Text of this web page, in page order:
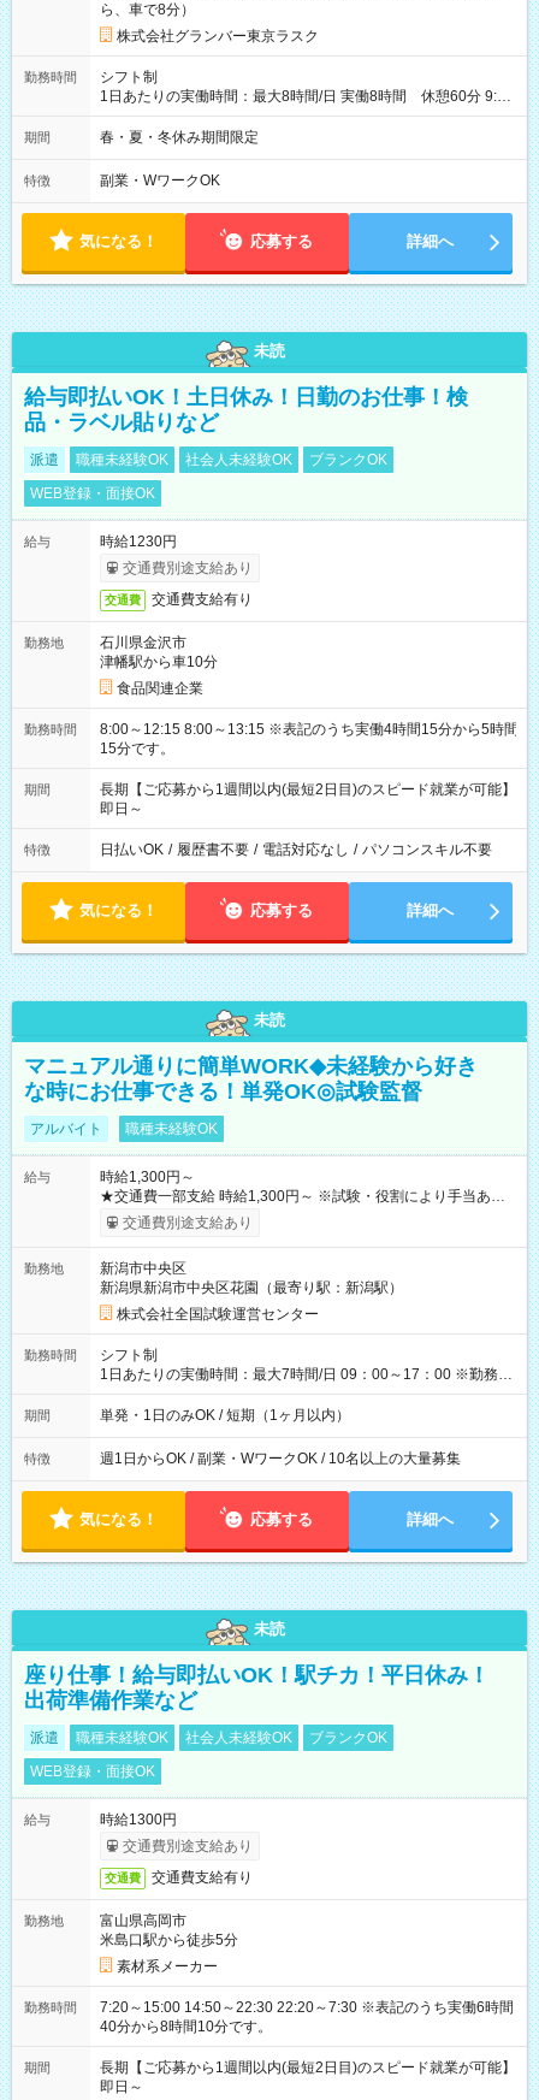
ら、車で8分）
株式会社グランバー東京ラスク
勤務時間
シフト制
1日あたりの実働時間：最大8時間/日 実働8時間 休憩60分 9:30
－18:30（予定） 週2~5日 1日6h~可 営業時間：10:00－
18:00 ※時期によって、営業時間を変更する場合があります。
期間 春・夏・冬休み期間限定
特徴 副業・WワークOK
気になる！ 応募する 詳細へ
未読
給与即払いOK！土日休み！日勤のお仕事！検
品・ラベル貼りなど
派遣 職種未経験OK 社会人未経験OK
ブランクOK
WEB登録・面接OK
給与
時給1230円
交通費別途支給あり
交通費 交通費支給有り
勤務地
石川県金沢市
津幡駅から車10分
食品関連企業
勤務時間
8:00～12:15 8:00～13:15 ※表記のうち実働4時間15分から5時間
15分です。
期間
長期【ご応募から1週間以内(最短2日目)のスピード就業が可能】
即日～
特徴 日払いOK / 履歴書不要 / 電話対応なし / パソコンスキル不要
気になる！ 応募する 詳細へ
未読
マニュアル通りに簡単WORK◆未経験から好き
な時にお仕事できる！単発OK◎試験監督
アルバイト 職種未経験OK
給与
時給1,300円～
★交通費一部支給 時給1,300円～ ※試験・役割により手当あり
※勤務回数により昇給あり 【即給（前払い）オプションあ
り！】 希望される場合、勤務から1週間ほどで給与の一部を受け
例】 ・河合塾模擬試験 8:30～17:30（休憩1時間） 時給1,300円
×8時間＝日収10,400円＋交通費 ※当日の役割により時給＋100
円の場合あり ・国家試験 7:00～13:30（休憩なし） 時給1,300
円（役割手当＋100円）×6時間＝日収8,400円＋交通費 【試用期
間】試用期間なし
交通費別途支給あり
勤務地
新潟市中央区
新潟県新潟市中央区花園（最寄り駅：新潟駅）
株式会社全国試験運営センター
勤務時間
シフト制
1日あたりの実働時間：最大7時間/日 09：00～17：00 ※勤務時
間は 試験により異なります。
期間 単発・1日のみOK / 短期（1ヶ月以内）
特徴 週1日からOK / 副業・WワークOK / 10名以上の大量募集
気になる！ 応募する 詳細へ
未読
座り仕事！給与即払いOK！駅チカ！平日休み！
出荷準備作業など
派遣 職種未経験OK 社会人未経験OK
ブランクOK
WEB登録・面接OK
給与
時給1300円
交通費別途支給あり
交通費 交通費支給有り
勤務地
富山県高岡市
米島口駅から徒歩5分
素材系メーカー
勤務時間
7:20～15:00 14:50～22:30 22:20～7:30 ※表記のうち実働6時間
40分から8時間10分です。
期間
長期【ご応募から1週間以内(最短2日目)のスピード就業が可能】
即日～